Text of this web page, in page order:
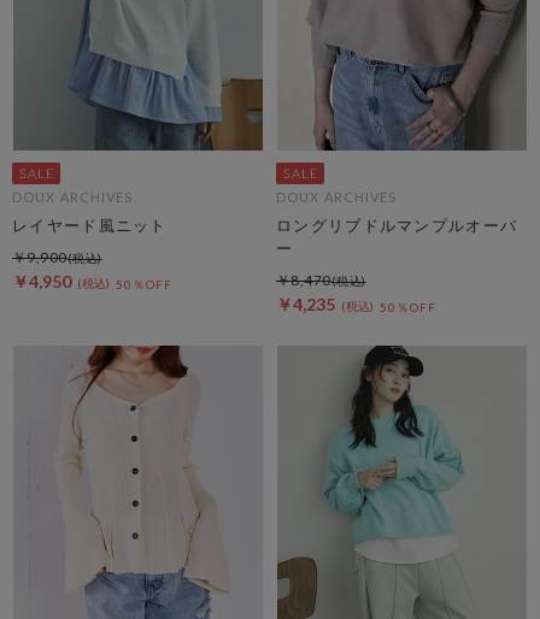
DOUX ARCHIVES
レイヤード風ニット
￥4,950 50％OFF
￥9,900
DOUX ARCHIVES
ロングリブドルマンプルオーバ
ー
￥4,235 50％OFF
￥8,470